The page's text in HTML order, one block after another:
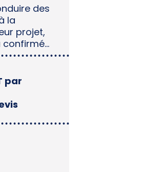
des
la
projet,
par